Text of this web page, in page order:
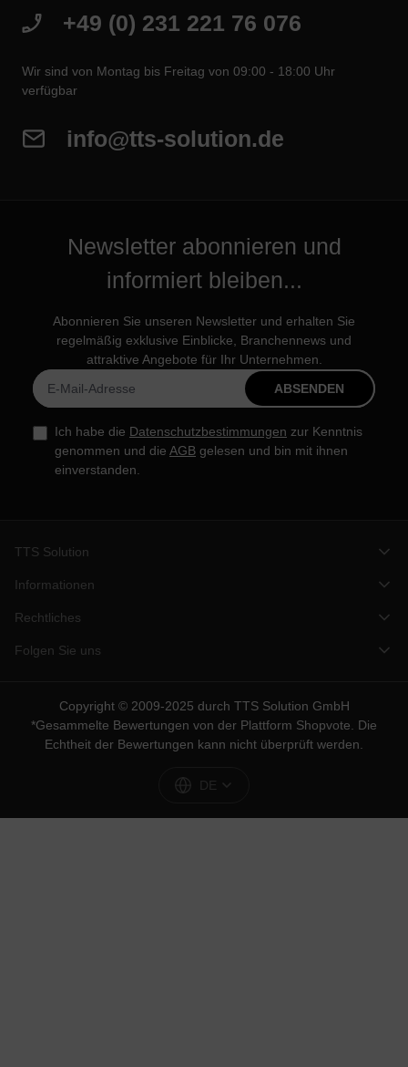
+49 (0) 231 221 76 076
Wir sind von Montag bis Freitag von 09:00 - 18:00 Uhr
verfügbar
info@tts-solution.de
Newsletter abonnieren und
informiert bleiben...
Abonnieren Sie unseren Newsletter und erhalten Sie
regelmäßig exklusive Einblicke, Branchennews und
attraktive Angebote für Ihr Unternehmen.
ABSENDEN
Ich habe die Datenschutzbestimmungen zur Kenntnis
genommen und die AGB gelesen und bin mit ihnen
einverstanden.
TTS Solution
Informationen
Rechtliches
Folgen Sie uns
Copyright © 2009-2025 durch TTS Solution GmbH
*Gesammelte Bewertungen von der Plattform Shopvote . Die
Echtheit der Bewertungen kann nicht überprüft werden.
DE